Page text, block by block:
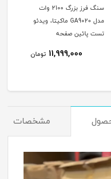
سنگ فرز بزرگ 2100 وات
مدل GA9020 ماکیتا، ویدئو
تست پائین صفحه
11,999,000 تومان
مشخصات